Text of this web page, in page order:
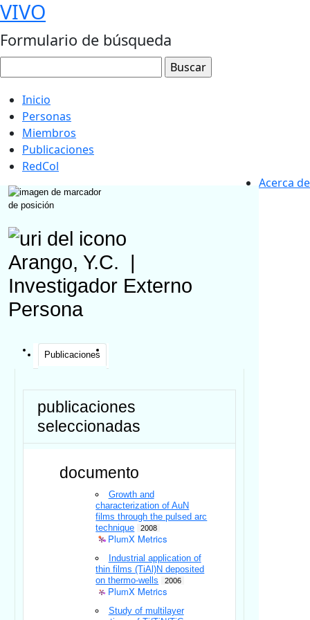
VIVO
Formulario de búsqueda
Inicio
Personas
Miembros
Publicaciones
RedCol
Acerca de
Arango, Y.C.
Investigador Externo
Persona
Publicaciones
publicaciones
seleccionadas
documento
Growth and
characterization of AuN
films through the pulsed arc
technique
2008
PlumX Metrics
Industrial application of
thin films (TiAl)N deposited
on thermo-wells
2006
PlumX Metrics
Study of multilayer